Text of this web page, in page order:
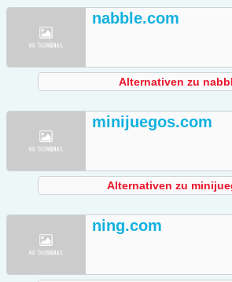
nabble.com
Alternativen zu
minijuegos.com
Alternativen zu
ning.com